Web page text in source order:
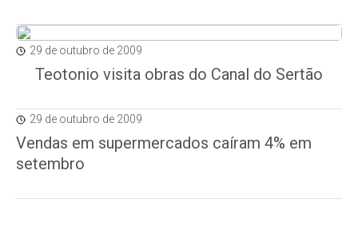
29 de outubro de 2009
Teotonio visita obras do Canal do Sertão
29 de outubro de 2009
Vendas em supermercados caíram 4% em
setembro